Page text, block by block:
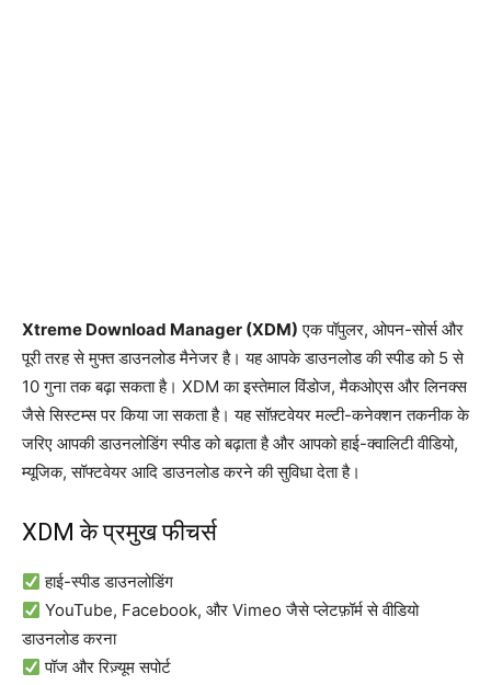
Xtreme Download Manager (XDM) एक पॉपुलर, ओपन-सोर्स और
पूरी तरह से मुफ्त डाउनलोड मैनेजर है। यह आपके डाउनलोड की स्पीड को 5 से
10 गुना तक बढ़ा सकता है। XDM का इस्तेमाल विंडोज, मैकओएस और लिनक्स
जैसे सिस्टम्स पर किया जा सकता है। यह सॉफ़्टवेयर मल्टी-कनेक्शन तकनीक के
जरिए आपकी डाउनलोडिंग स्पीड को बढ़ाता है और आपको हाई-क्वालिटी वीडियो,
म्यूजिक, सॉफ्टवेयर आदि डाउनलोड करने की सुविधा देता है।
XDM के प्रमुख फीचर्स
हाई-स्पीड डाउनलोडिंग
YouTube, Facebook, और Vimeo जैसे प्लेटफ़ॉर्म से वीडियो
डाउनलोड करना
पॉज और रिज़्यूम सपोर्ट